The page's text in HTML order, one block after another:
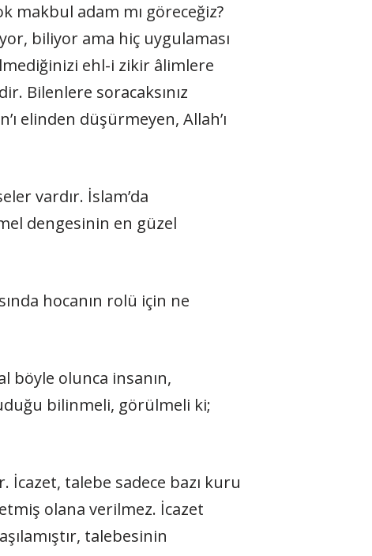
makbul adam mı göreceğiz?
biliyor ama hiç uygulaması
ehl-i zikir âlimlere
Bilenlere soracaksınız
elinden düşürmeyen, Allah’ı
vardır. İslam’da
dengesinin en güzel
hocanın rolü için ne
böyle olunca insanın,
bilinmeli, görülmeli ki;
talebe sadece bazı kuru
olana verilmez. İcazet
talebesinin